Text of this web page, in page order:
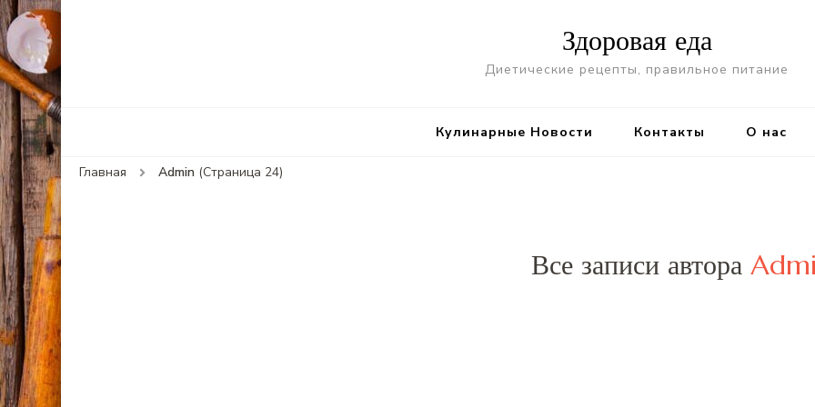
Здоровая еда
Диетические рецепты, правильное питание
Кулинарные Новости Контакты О нас
Главная Admin (Страница 24)
Все записи автора